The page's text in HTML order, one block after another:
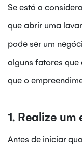
Se está a
que abrir uma
pode ser um
alguns fatores que
que o
1. Realize
Antes de iniciar